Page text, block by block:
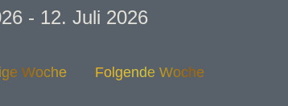
- 12. Juli 2026
Woche Folgende Woche